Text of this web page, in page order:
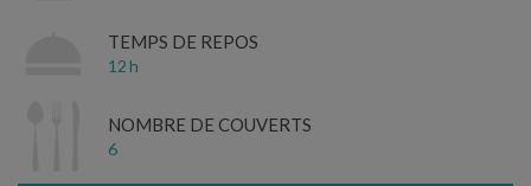
TEMPS DE REPOS
12 h
NOMBRE DE COUVERTS
6